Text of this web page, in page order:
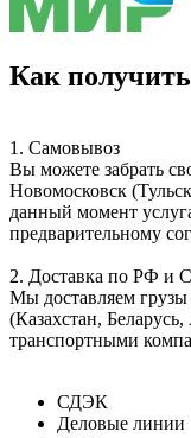
Как получить
1. Самовывоз
Вы можете забрать
Новомосковск
данный момент
предварительному
2. Доставка по РФ и
Мы доставляем
(Казахстан,
транспортными
СДЭК
Деловые линии